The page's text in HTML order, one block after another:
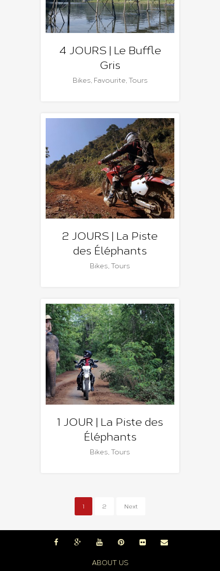
4 JOURS | Le Buffle
Gris
Bikes, Favourite, Tours
2 JOURS | La Piste
des Éléphants
Bikes, Tours
1 JOUR | La Piste des
Éléphants
Bikes, Tours
1 2 Next
ABOUT US